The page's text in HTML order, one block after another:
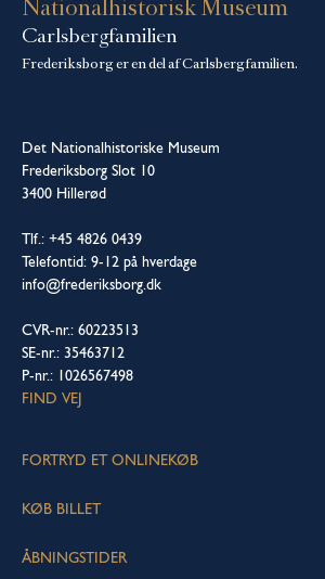
Nationalhistorisk Museum
Carlsbergfamilien
Frederiksborg er en del af Carlsbergfamilien.
Det Nationalhistoriske Museum
Frederiksborg Slot 10
3400 Hillerød
Tlf.: +45 4826 0439
Telefontid: 9-12 på hverdage
info@frederiksborg.dk
CVR-nr.: 60223513
SE-nr.: 35463712
P-nr.: 1026567498
FIND VEJ
FORTRYD ET ONLINEKØB
KØB BILLET
ÅBNINGSTIDER